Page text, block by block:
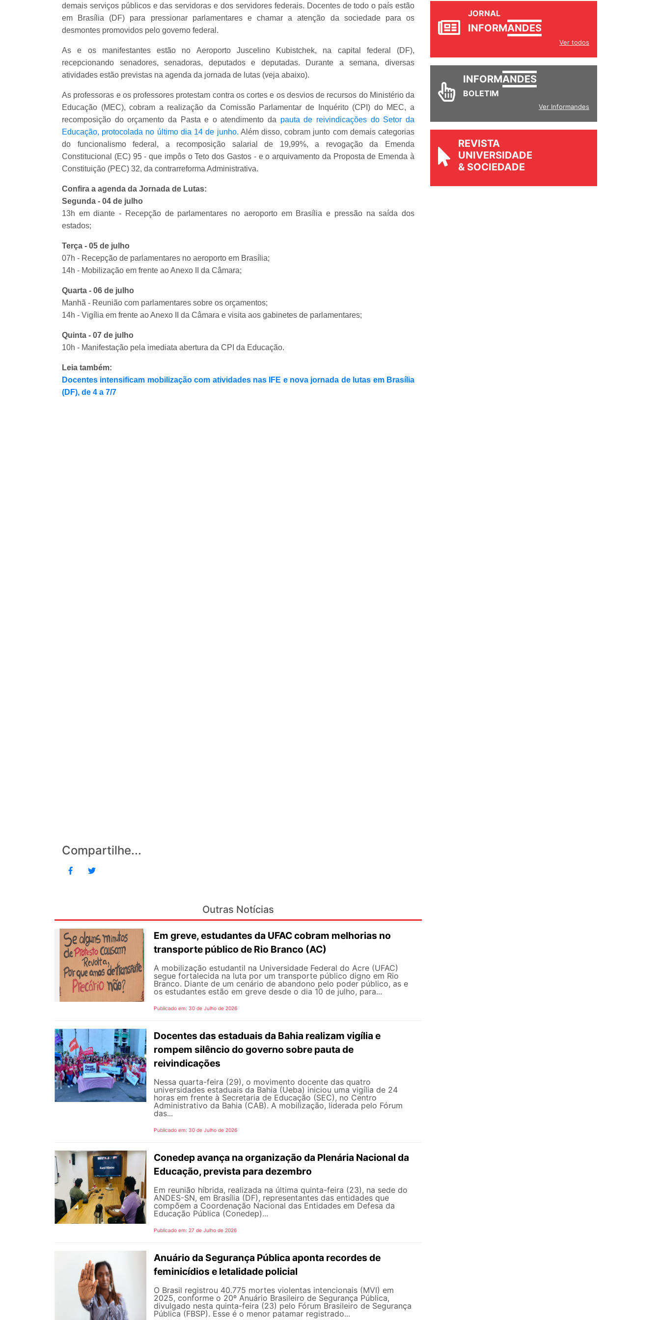
demais serviços públicos e das servidoras e dos servidores federais. Docentes de todo o país estão
em Brasília (DF) para pressionar parlamentares e chamar a atenção da sociedade para os
desmontes promovidos pelo governo federal.
As e os manifestantes estão no Aeroporto Juscelino Kubistchek, na capital federal (DF),
recepcionando senadores, senadoras, deputados e deputadas. Durante a semana, diversas
atividades estão previstas na agenda da jornada de lutas (veja abaixo).
As professoras e os professores protestam contra os cortes e os desvios de recursos do Ministério da
Educação (MEC), cobram a realização da Comissão Parlamentar de Inquérito (CPI) do MEC, a
recomposição do orçamento da Pasta e o atendimento da pauta de reivindicações do Setor da
Educação, protocolada no último dia 14 de junho. Além disso, cobram junto com demais categorias
do funcionalismo federal, a recomposição salarial de 19,99%, a revogação da Emenda
Constitucional (EC) 95 - que impôs o Teto dos Gastos - e o arquivamento da Proposta de Emenda à
Constituição (PEC) 32, da contrarreforma Administrativa.
Confira a agenda da Jornada de Lutas:
Segunda - 04 de julho
13h em diante - Recepção de parlamentares no aeroporto em Brasília e pressão na saída dos
estados;
Terça - 05 de julho
07h - Recepção de parlamentares no aeroporto em Brasília;
14h - Mobilização em frente ao Anexo II da Câmara;
Quarta - 06 de julho
Manhã - Reunião com parlamentares sobre os orçamentos;
14h - Vigília em frente ao Anexo II da Câmara e visita aos gabinetes de parlamentares;
Quinta - 07 de julho
10h - Manifestação pela imediata abertura da CPI da Educação.
Leia também:
Docentes intensificam mobilização com atividades nas IFE e nova jornada de lutas em Brasília
(DF), de 4 a 7/7
Compartilhe...
Outras Notícias
Em greve, estudantes da UFAC cobram melhorias no
transporte público de Rio Branco (AC)
A mobilização estudantil na Universidade Federal do Acre (UFAC)
segue fortalecida na luta por um transporte público digno em Rio
Branco. Diante de um cenário de abandono pelo poder público, as e
os estudantes estão em greve desde o dia 10 de julho, para...
Publicado em: 30 de Julho de 2026
Docentes das estaduais da Bahia realizam vigília e
rompem silêncio do governo sobre pauta de
reivindicações
Nessa quarta-feira (29), o movimento docente das quatro
universidades estaduais da Bahia (Ueba) iniciou uma vigília de 24
horas em frente à Secretaria de Educação (SEC), no Centro
Administrativo da Bahia (CAB). A mobilização, liderada pelo Fórum
das...
Publicado em: 30 de Julho de 2026
Conedep avança na organização da Plenária Nacional da
Educação, prevista para dezembro
Em reunião híbrida, realizada na última quinta-feira (23), na sede do
ANDES-SN, em Brasília (DF), representantes das entidades que
compõem a Coordenação Nacional das Entidades em Defesa da
Educação Pública (Conedep)...
Publicado em: 27 de Julho de 2026
Anuário da Segurança Pública aponta recordes de
feminicídios e letalidade policial
O Brasil registrou 40.775 mortes violentas intencionais (MVI) em
2025, conforme o 20º Anuário Brasileiro de Segurança Pública,
divulgado nesta quinta-feira (23) pelo Fórum Brasileiro de Segurança
Pública (FBSP). Esse é o menor patamar registrado...
JORNAL
Ver todos
INFORM
Ver Informandes
REVISTA
UNIVERSIDADE